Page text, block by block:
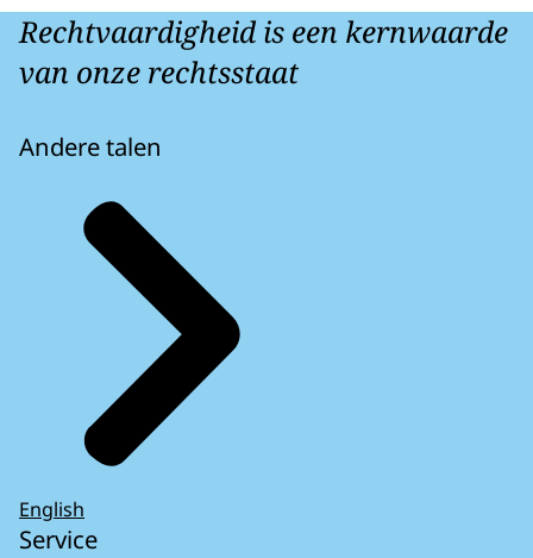
Rechtvaardigheid is een kernwaarde
van onze rechtsstaat
Andere talen
English
Service